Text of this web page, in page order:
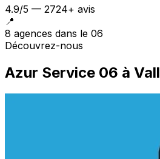
4.9/5 — 2724+ avis
📍
8 agences dans le 06
Découvrez-nous
Azur Service 06 à